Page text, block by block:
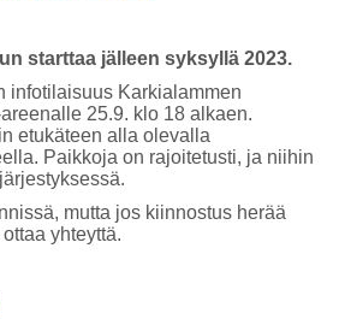
starttaa jälleen syksyllä 2023.
infotilaisuus Karkialammen
25.9. klo 18 alkaen.
etukäteen alla olevalla
Paikkoja on rajoitetusti, ja niihin
mutta jos kiinnostus herää
yhteyttä.